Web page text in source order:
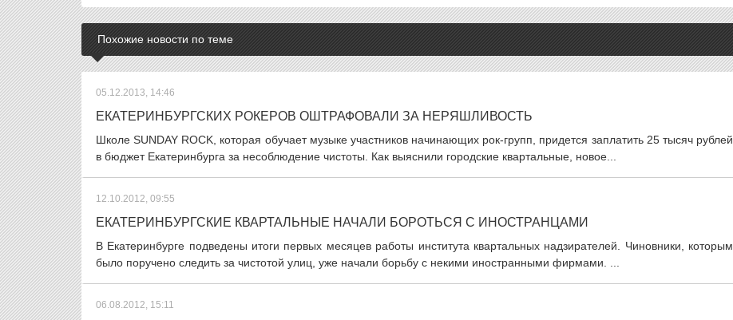
Похожие новости по теме
05.12.2013, 14:46
ЕКАТЕРИНБУРГСКИХ РОКЕРОВ ОШТРАФОВАЛИ ЗА НЕРЯШЛИВОСТЬ
Школе SUNDAY ROCK, которая обучает музыке участников начинающих рок-групп, придется заплатить 25 тысяч рублей
в бюджет Екатеринбурга за несоблюдение чистоты. Как выяснили городские квартальные, новое...
12.10.2012, 09:55
ЕКАТЕРИНБУРГСКИЕ КВАРТАЛЬНЫЕ НАЧАЛИ БОРОТЬСЯ С ИНОСТРАНЦАМИ
В Екатеринбурге подведены итоги первых месяцев работы института квартальных надзирателей. Чиновники, которым
было поручено следить за чистотой улиц, уже начали борьбу с некими иностранными фирмами. ...
06.08.2012, 15:11